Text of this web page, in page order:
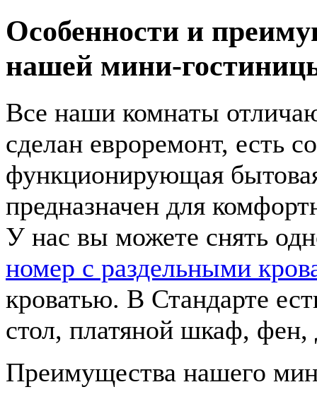
Особенности и
нашей мини-
Все наши комнаты
сделан евроремонт, есть
функционирующая
предназначен для
У нас вы можете снять
номер с раздельными
кроватью. В Стандарте
стол, платяной шкаф, фен,
Преимущества нашего